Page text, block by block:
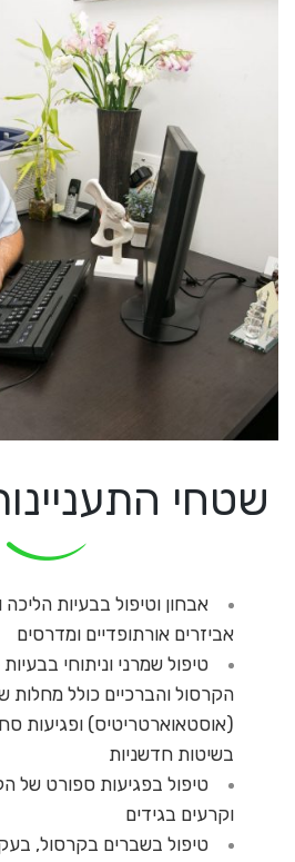
שטחי
אבחון וטיפול בבעיות
אביזרים אורתופדיים ומדרסים
טיפול שמרני וניתוחי בבעיות
הקרסול והברכיים כולל
(אוסטאוארטריטיס) ופגיעות
בשיטות חדשניות
טיפול בפגיעות ספורט של
וקרעים בגידים
טיפול בשברים בקרסול,